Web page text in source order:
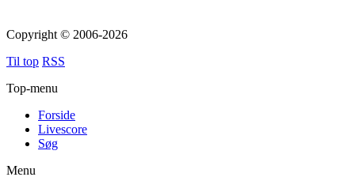
Copyright © 2006-2026
Til top RSS
Top-menu
Forside
Livescore
Søg
Menu